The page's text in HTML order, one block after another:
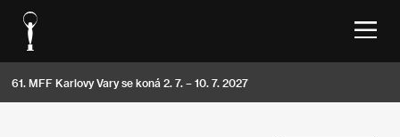
61. MFF Karlovy Vary se koná 2. 7. – 10. 7. 2027